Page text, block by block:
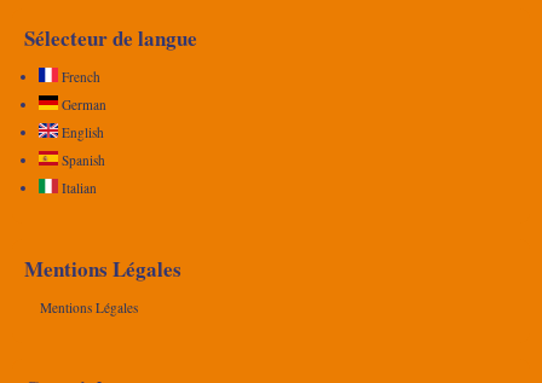
Sélecteur de langue
French
German
English
Spanish
Italian
Mentions Légales
Mentions Légales